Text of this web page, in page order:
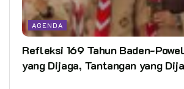
AGENDA
Refleksi 169 Tahun Baden-
yang Dijaga, Tantangan yang